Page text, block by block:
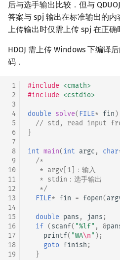
后与选手输出比较．但与
答案与 spj 输出在标准输出的内
上传输出时仅需上传 spj 在正确
HDOJ 需上传 Windows 下编译
码．
1
2
3
4
5
6
7
8
9
10
11
12
13
14
15
16
17
18
19
#include <cmath>
#include <cstdio>
double solve( FILE* fin)
// std, read input
}
int main(int argc , char
/*
   * argv[1]：输入
   * stdin：选手输出
   */
FILE* fin = fopen(
double pans , jans ;
if (scanf( "%lf" , &
printf( "WA\n" );
goto finish ;
}